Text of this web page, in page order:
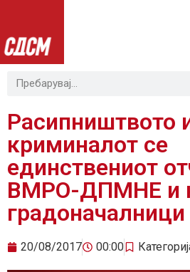
Расипништвото
криминалот се
единствениот
ВМРО-ДПМНЕ и
градоначалници
20/08/2017 00:00